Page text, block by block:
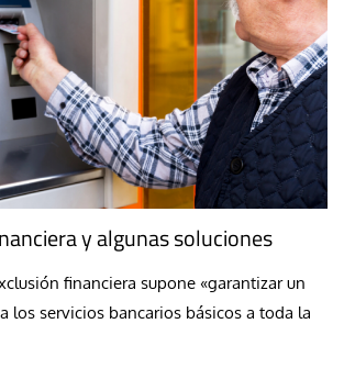
y algunas soluciones
financiera supone «garantizar un
los servicios bancarios básicos a toda la